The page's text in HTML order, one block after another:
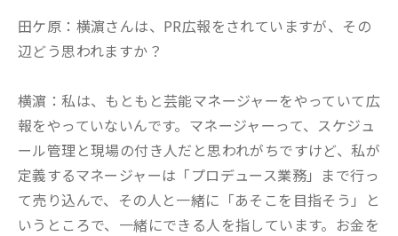
田ケ原：横濵さんは、PR広報をされていますが、その
辺どう思われますか？
横濵：私は、もともと芸能マネージャーをやっていて広
報をやっていないんです。マネージャーって、スケジュ
ール管理と現場の付き人だと思われがちですけど、私が
定義するマネージャーは「プロデュース業務」まで行っ
て売り込んで、その人と一緒に「あそこを目指そう」と
いうところで、一緒にできる人を指しています。お金を